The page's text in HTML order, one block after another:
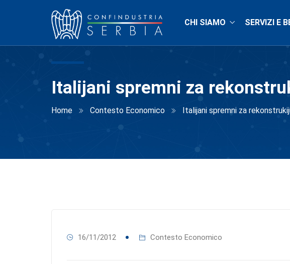
CHI SIAMO SERVIZI E
Italijani spremni za
Home Contesto Economico Italijani spremni za
16/11/2012 Contesto Economico